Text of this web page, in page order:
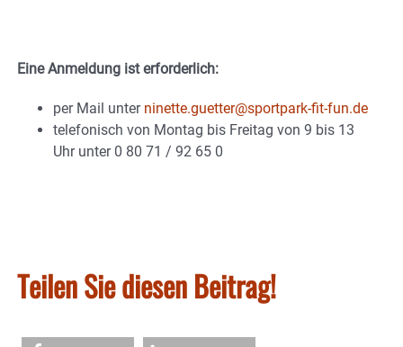
Eine Anmeldung ist erforderlich:
per Mail unter ninette.guetter@sportpark-fit-fun.de
telefonisch von Montag bis Freitag von 9 bis 13
Uhr unter 0 80 71 / 92 65 0
Teilen Sie diesen Beitrag!